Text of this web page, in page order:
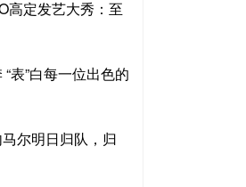
高定发艺大秀：至
表”白每一位出色的
尔明日归队，归